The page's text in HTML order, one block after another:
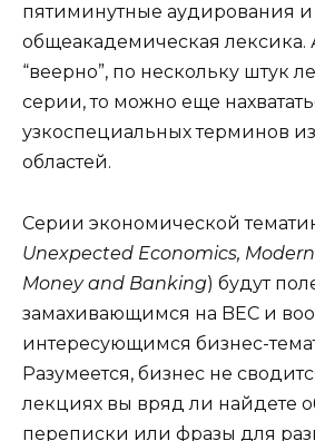
пятиминутные аудирования и
общеакадемическая лексика.
“веерно”, по нескольку штук
серии, то можно еще
узкоспециальных терминов
областей.
Серии экономической
Unexpected Economics,
Money and Banking) будут
замахивающимся на BEC и
интересующимся бизнес-
Разумеется, бизнес не
лекциях вы вряд ли найдете
переписки или фразы для